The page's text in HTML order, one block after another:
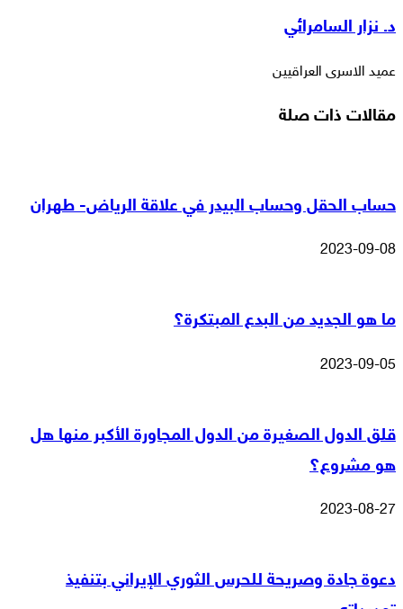
البريد
د. نزار السامرائي
عميد الاسرى العراقيين
مقالات ذات صلة
حساب الحقل وحساب البيدر في علاقة الرياض- طهران
2023-09-08
ما هو الجديد من البدع المبتكرة؟
2023-09-05
قلق الدول الصغيرة من الدول المجاورة الأكبر منها هل
هو مشروع؟
2023-08-27
دعوة جادة وصريحة للحرس الثوري الإيراني بتنفيذ